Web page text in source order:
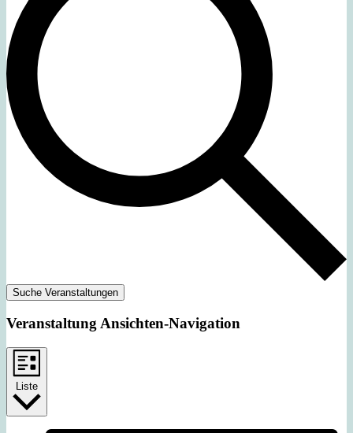
Suche Veranstaltungen
Veranstaltung Ansichten-Navigation
Liste